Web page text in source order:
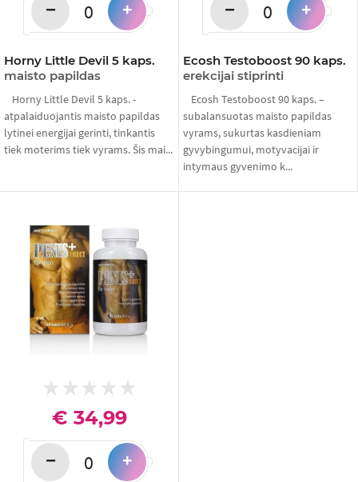
Horny Little Devil 5 kaps.
maisto papildas
− +
Horny Little Devil 5 kaps. -
atpalaiduojantis maisto papildas
lytinei energijai gerinti, tinkantis
tiek moterims tiek vyrams. Šis mai...
Ecosh Testoboost 90 kaps.
erekcijai stiprinti
− +
Ecosh Testoboost 90 kaps. –
subalansuotas maisto papildas
vyrams, sukurtas kasdieniam
gyvybingumui, motyvacijai ir
intymaus gyvenimo k...
€ 34,99
− +